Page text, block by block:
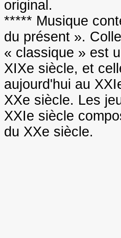
original.
***** Musique
du présent ».
« classique » est
XIXe siècle, et
aujourd'hui au
XXe siècle. Les
XXIe siècle
du XXe siècle.